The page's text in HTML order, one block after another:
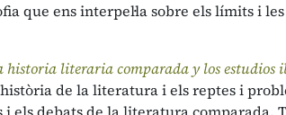
que ens interpel·la sobre els límits i
historia literaria comparada y los estudios
de la literatura i els reptes i